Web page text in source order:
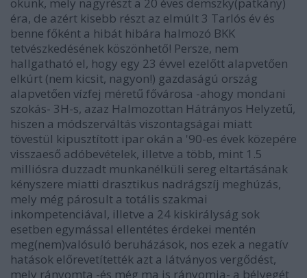
éra, de azért kisebb részt az elmúlt 3 Tarlós év és
benne főként a hibát hibára halmozó BKK
tetvészkedésének köszönhető! Persze, nem
hallgatható el, hogy egy 23 évvel ezelőtt alapvetően
elkúrt (nem kicsit, nagyon!) gazdaságú ország
alapvetően vízfej méretű fővárosa -ahogy mondani
szokás- 3H-s, azaz Halmozottan Hátrányos Helyzetű,
hiszen a módszerváltás viszontagságai miatt
tövestül kipusztított ipar okán a '90-es évek közepére
visszaeső adóbevételek, illetve a több, mint 1.5
milliósra duzzadt munkanélküli sereg eltartásának
kényszere miatti drasztikus nadrágszíj meghúzás,
mely még párosult a totális szakmai
inkompetenciával, illetve a 24 kiskirályság sok
esetben egymással ellentétes érdekei mentén
meg(nem)valósuló beruházások, nos ezek a negatív
hatások előrevetítették azt a látványos vergődést,
mely rányomta -és még ma is rányomja- a bélyegét